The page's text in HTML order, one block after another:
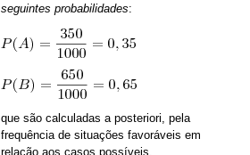
seguintes probabilidades:
que são calculadas a posteriori, pela
frequência de situações favoráveis em
relação aos casos possíveis.